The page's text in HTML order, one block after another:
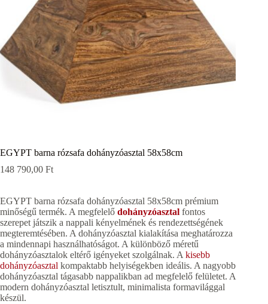
EGYPT barna rózsafa dohányzóasztal 58x58cm
148 790,00 Ft
EGYPT barna rózsafa dohányzóasztal 58x58cm prémium
minőségű termék. A megfelelő dohányzóasztal fontos
szerepet játszik a nappali kényelmének és rendezettségének
megteremtésében. A dohányzóasztal kialakítása meghatározza
a mindennapi használhatóságot. A különböző méretű
dohányzóasztalok eltérő igényeket szolgálnak. A kisebb
dohányzóasztal kompaktabb helyiségekben ideális. A nagyobb
dohányzóasztal tágasabb nappalikban ad megfelelő felületet. A
modern dohányzóasztal letisztult, minimalista formavilággal
készül.